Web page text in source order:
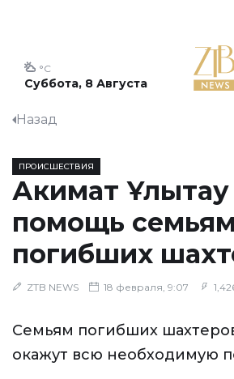
Суббота, 8 Августа
°C
Назад
ПРОИСШЕСТВИЯ
Акимат
помощь семьям
погибших
ZTB NEWS 18 февраля, 9:07
Семьям погибших
окажут всю необходимую